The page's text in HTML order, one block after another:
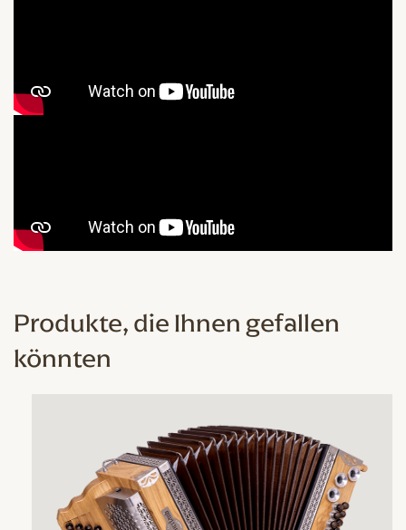
Produkte, die Ihnen gefallen
könnten